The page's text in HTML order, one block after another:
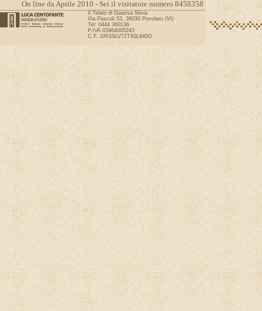
On line da Aprile 2010 - Sei il visitatore numero 8458358
Il Telaio di Gaiarsa Silvia
Via Pascoli 53, 36030 Povolaro (VI)
Tel: 0444 360136
P.IVA 03464000243
C.F. GRSSLV72T60L840G